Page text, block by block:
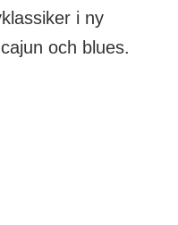
i ny
och blues.